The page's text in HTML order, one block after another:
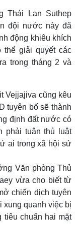
Thái Lan Suthep
đội nước này đã
động khiêu khích
thể giải quyết các
trong tháng 2 và
Vejjajiva cũng kêu
tuyên bố sẽ thành
định đất nước có
phải tuân thủ luật
ai trong xã hội sử
Văn phòng Thủ
vừa cho biết từ
chiến dịch tuyên
xung quanh việc bị
tiêu chuẩn hai mặt